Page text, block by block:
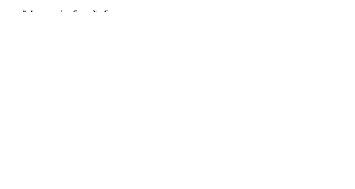
Meer info